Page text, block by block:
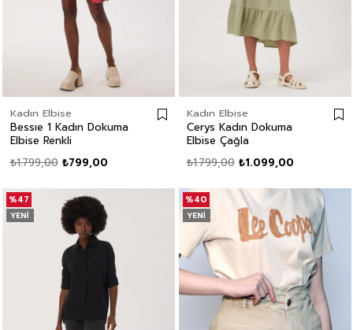
Kadın Elbise
Bessıe 1 Kadın Dokuma
Elbise Renkli
₺799,00
₺1.799,00
Kadın Elbise
Cerys Kadın Dokuma
Elbise Çağla
₺1.099,00
₺1.799,00
%47
YENI
%40
YENI